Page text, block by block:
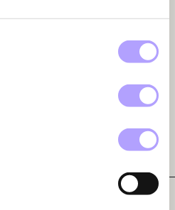
Vittnesmålet
i Lynxeye